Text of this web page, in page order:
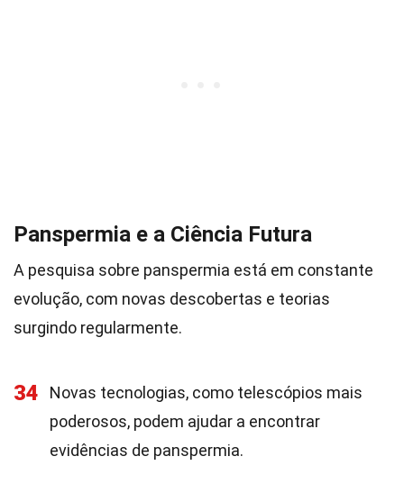
Panspermia e a Ciência Futura
A pesquisa sobre panspermia está em constante
evolução, com novas descobertas e teorias
surgindo regularmente.
34
Novas tecnologias, como telescópios mais
poderosos, podem ajudar a encontrar
evidências de panspermia.